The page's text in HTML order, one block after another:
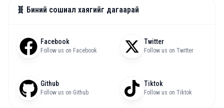
🧬 Биний сошиал хаягийг дагаарай
Facebook
Follow us on Facebook
Twitter
Follow us on Twitter
Github
Follow us on Github
Tiktok
Follow us on Tiktok